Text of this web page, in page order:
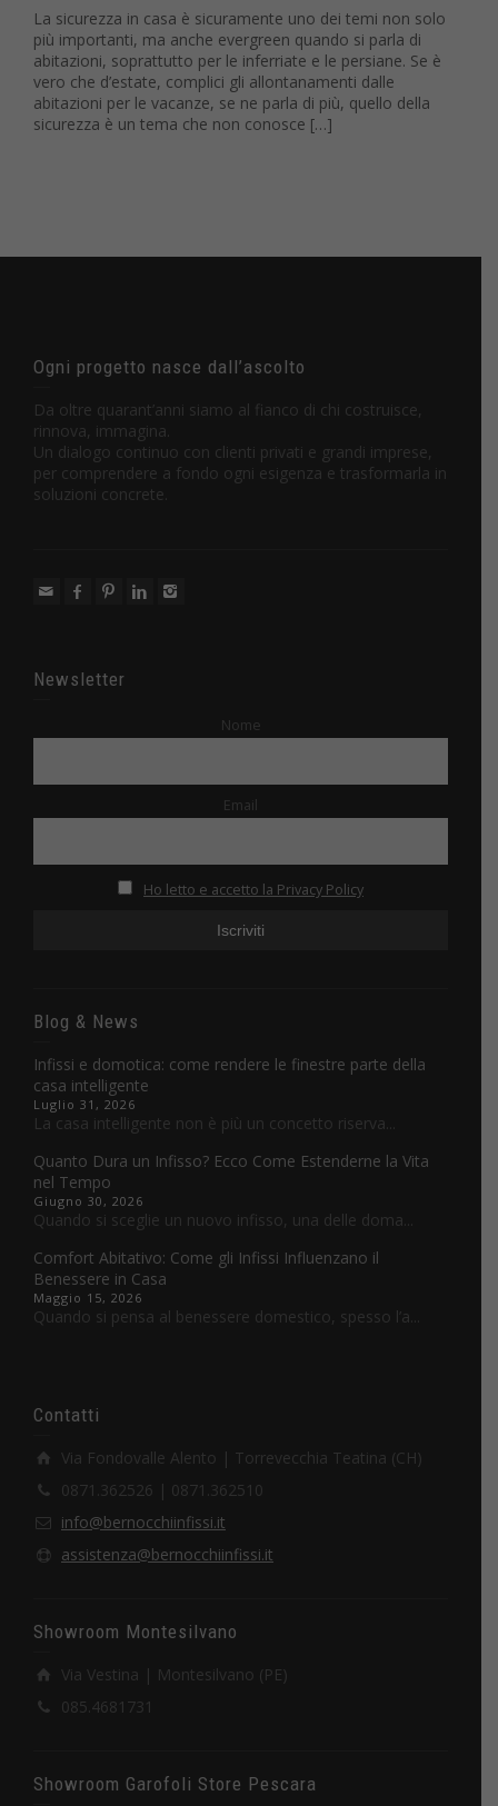
La sicurezza in casa è sicuramente uno dei temi non solo
più importanti, ma anche evergreen quando si parla di
abitazioni, soprattutto per le inferriate e le persiane. Se è
vero che d’estate, complici gli allontanamenti dalle
abitazioni per le vacanze, se ne parla di più, quello della
sicurezza è un tema che non conosce […]
Ogni progetto nasce dall’ascolto
Da oltre quarant’anni siamo al fianco di chi costruisce,
rinnova, immagina.
Un dialogo continuo con clienti privati e grandi imprese,
per comprendere a fondo ogni esigenza e trasformarla in
soluzioni concrete.
Newsletter
Nome
Email
Ho letto e accetto la Privacy Policy
Blog & News
Infissi e domotica: come rendere le finestre parte della
casa intelligente
Luglio 31, 2026
La casa intelligente non è più un concetto riserva...
Quanto Dura un Infisso? Ecco Come Estenderne la Vita
nel Tempo
Giugno 30, 2026
Quando si sceglie un nuovo infisso, una delle doma...
Comfort Abitativo: Come gli Infissi Influenzano il
Benessere in Casa
Maggio 15, 2026
Quando si pensa al benessere domestico, spesso l’a...
Contatti
Via Fondovalle Alento | Torrevecchia Teatina (CH)
0871.362526 | 0871.362510
info@bernocchiinfissi.it
assistenza@bernocchiinfissi.it
Showroom Montesilvano
Via Vestina | Montesilvano (PE)
085.4681731
Showroom Garofoli Store Pescara